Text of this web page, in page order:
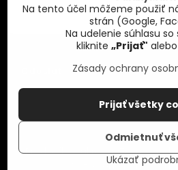
©2026
Predvoľby súkromiaZásady
Vytvorené pomocou:
Na tento účel môžeme použiť
strán (Google,
Na udelenie súhlasu
kliknite „Prijať" alebo
Zásady ochrany
Ukázať
Prijať všetky
Odmietnuť